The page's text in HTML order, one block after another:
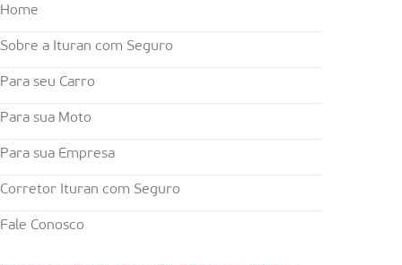
Home
Sobre a Ituran com Seguro
Para seu Carro
Para sua Moto
Para sua Empresa
Corretor Ituran com Seguro
Fale Conosco